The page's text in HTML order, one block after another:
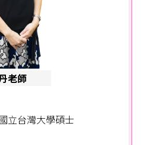
老師
立台灣大學碩士